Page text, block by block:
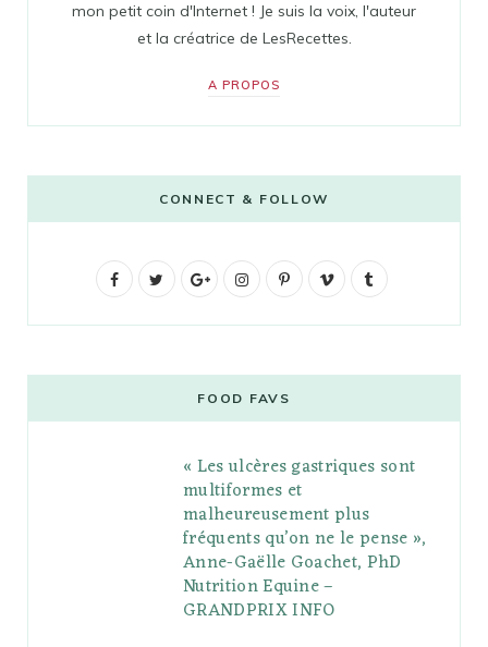
mon petit coin d'Internet ! Je suis la voix, l'auteur
et la créatrice de LesRecettes.
A PROPOS
CONNECT & FOLLOW
F
b
t
G
g
l
e
P
l
s
I
t
a
g
r
a
P
e
r
e
s
V
o
l
r
FOOD FAVS
« Les ulcères gastriques sont
multiformes et
malheureusement plus
fréquents qu’on ne le pense »,
Anne-Gaëlle Goachet, PhD
Nutrition Equine –
GRANDPRIX INFO